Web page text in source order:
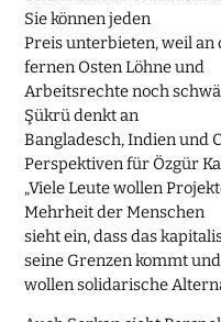
Sie können jeden
Preis unterbieten, weil
fernen Osten Löhne und
Arbeitsrechte noch
Şükrü denkt an
Bangladesch, Indien und
Perspektiven für Özgür
„Viele Leute wollen
Mehrheit der Menschen
sieht ein, dass das
seine Grenzen kommt und
wollen solidarische